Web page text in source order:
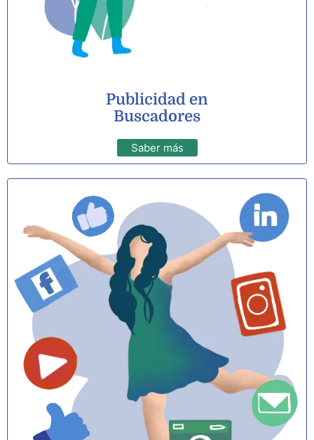
Publicidad en
Buscadores
Saber más